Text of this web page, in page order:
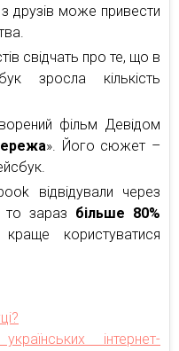
з друзів може привести
свідчать про те, що в
зросла кількість
фільм Девідом
». Його сюжет –
відвідували через
то зараз більше 80%
користуватися
інтернет-